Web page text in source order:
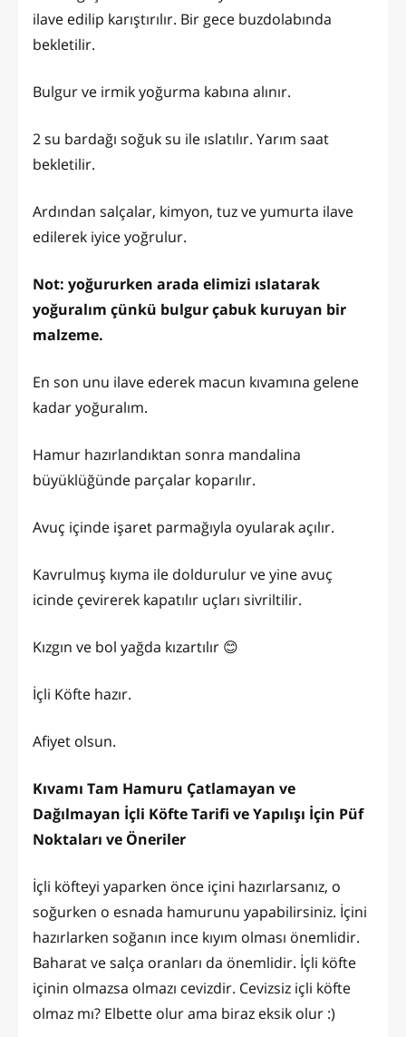
ilave edilip karıştırılır. Bir gece buzdolabında
bekletilir.
Bulgur ve irmik yoğurma kabına alınır.
2 su bardağı soğuk su ile ıslatılır. Yarım saat
bekletilir.
Ardından salçalar, kimyon, tuz ve yumurta ilave
edilerek iyice yoğrulur.
Not: yoğururken arada elimizi ıslatarak
yoğuralım çünkü bulgur çabuk kuruyan bir
malzeme.
En son unu ilave ederek macun kıvamına gelene
kadar yoğuralım.
Hamur hazırlandıktan sonra mandalina
büyüklüğünde parçalar koparılır.
Avuç içinde işaret parmağıyla oyularak açılır.
Kavrulmuş kıyma ile doldurulur ve yine avuç
icinde çevirerek kapatılır uçları sivriltilir.
Kızgın ve bol yağda kızartılır 😊
İçli Köfte hazır.
Afiyet olsun.
Kıvamı Tam Hamuru Çatlamayan ve
Dağılmayan İçli Köfte Tarifi ve Yapılışı İçin Püf
Noktaları ve Öneriler
İçli köfteyi yaparken önce içini hazırlarsanız, o
soğurken o esnada hamurunu yapabilirsiniz. İçini
hazırlarken soğanın ince kıyım olması önemlidir.
Baharat ve salça oranları da önemlidir. İçli köfte
içinin olmazsa olmazı cevizdir. Cevizsiz içli köfte
olmaz mı? Elbette olur ama biraz eksik olur :)